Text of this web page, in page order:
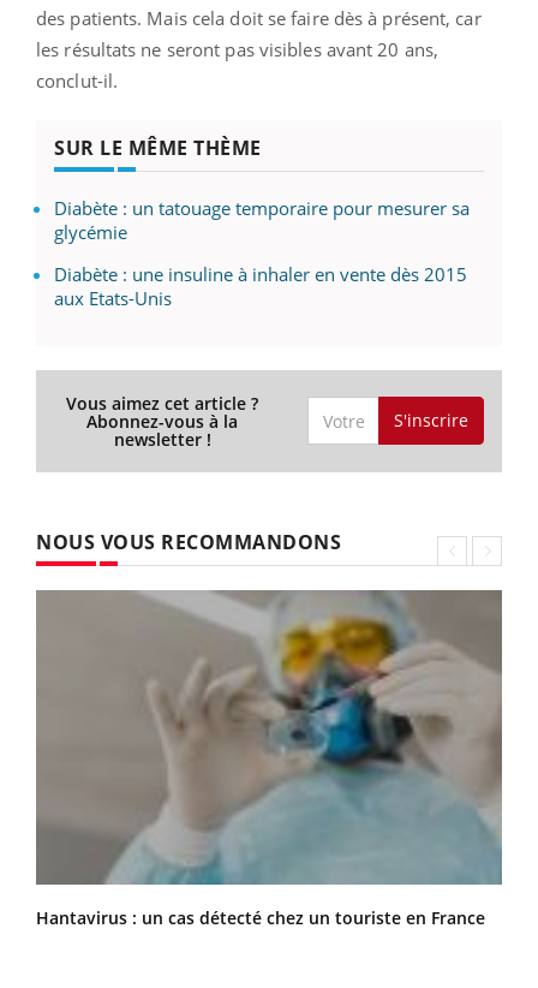
des patients. Mais cela doit se faire dès à présent, car
les résultats ne seront pas visibles avant 20 ans,
conclut-il.
SUR LE MÊME THÈME
Diabète : un tatouage temporaire pour mesurer sa
glycémie
Diabète : une insuline à inhaler en vente dès 2015
aux Etats-Unis
Vous aimez cet article ?
Abonnez-vous à la
newsletter !
S'inscrire
NOUS VOUS RECOMMANDONS
Hantavirus : un cas détecté chez un touriste en France